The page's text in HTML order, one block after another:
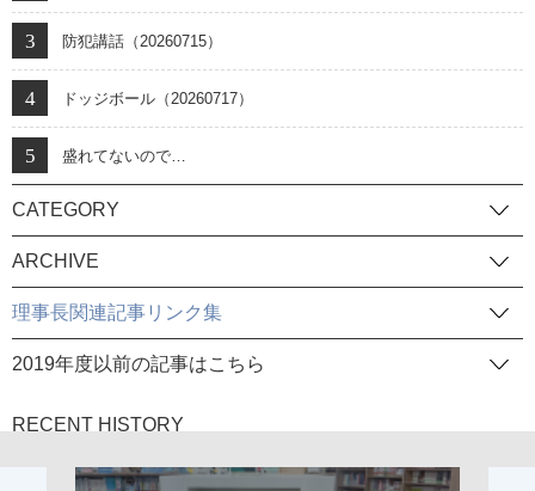
防犯講話（20260715）
ドッジボール（20260717）
盛れてないので…
CATEGORY
ARCHIVE
理事長関連記事リンク集
2019年度以前の記事はこちら
RECENT HISTORY